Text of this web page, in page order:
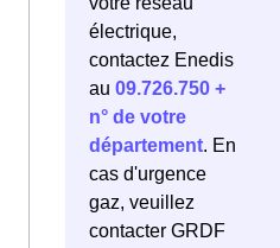
électrique,
contactez Enedis
au 09.726.750 +
n° de votre
département. En
cas d'urgence
gaz, veuillez
contacter GRDF